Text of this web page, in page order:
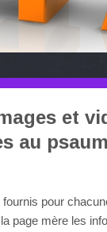
et
au
pour
page mère les